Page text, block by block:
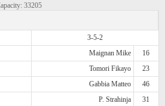
33205
3-5-2
Maignan Mike
16
Tomori Fikayo
23
Gabbia Matteo
46
P. Strahinja
31